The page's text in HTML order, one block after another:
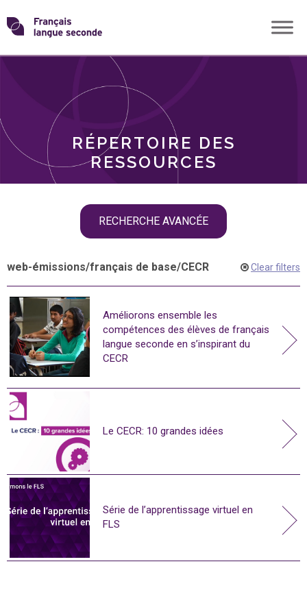
Skip
toTransformons
langue
RÉPERTOIRE DES
RESSOURCES
RECHERCHE AVANCÉE
THÈMES
web-émissions/français de base/CECR Clear filters
Améliorons ensemble les
compétences des élèves de français
langue seconde en s’inspirant du
CECR
Le CECR: 10 grandes idées
Série de l’apprentissage virtuel en
FLS